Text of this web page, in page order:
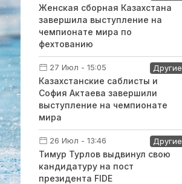
Женская сборная Казахстана
завершила выступление на
чемпионате мира по
фехтованию
27 Июл - 15:05 Другие
Казахстанские саблисты и
София Актаева завершили
выступление на чемпионате
мира
26 Июл - 13:46 Другие
Тимур Турлов выдвинул свою
кандидатуру на пост
президента FIDE